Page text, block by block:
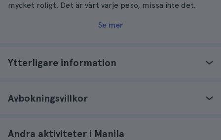
mycket roligt. Det är värt varje peso, missa inte det.
Se mer
Ytterligare information
Avbokningsvillkor
Andra aktiviteter i Manila